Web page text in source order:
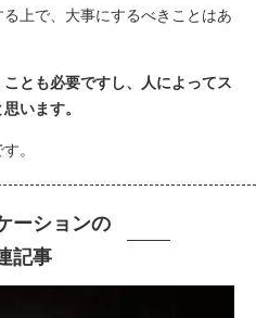
上で、大事にするべきことはあ
とも必要ですし、人によってス
います。
。
ーションの
記事